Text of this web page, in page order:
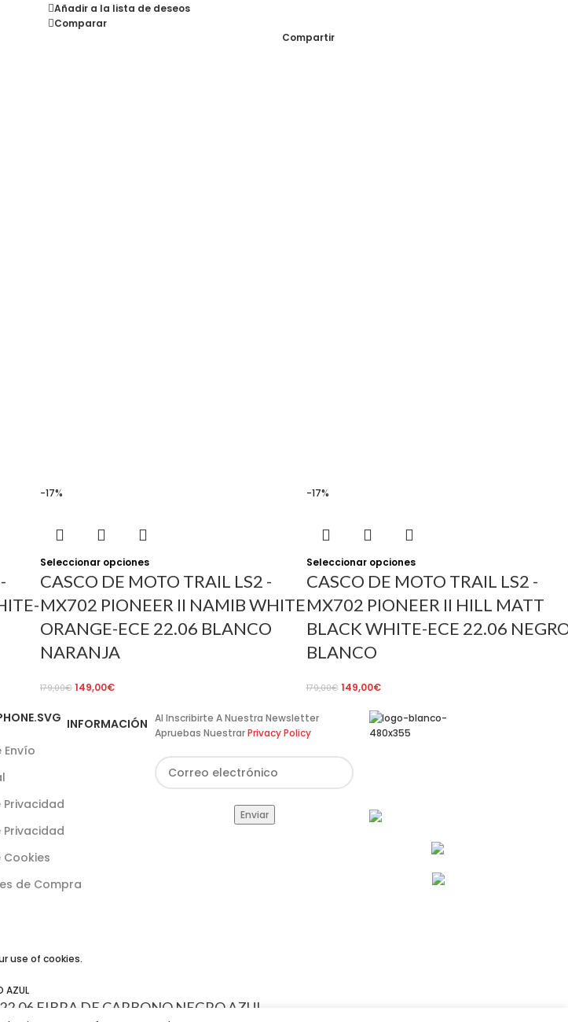
Añadir a la lista de deseos
Comparar
Compartir
-17%
Seleccionar opciones
CASCO DE MOTO TRAIL LS2 -
MX702 PIONEER II NAMIB WHITE
ORANGE-ECE 22.06 BLANCO
NARANJA
179,00€ 149,00€
-17%
Seleccionar opciones
CASCO DE MOTO TRAIL LS2 -
MX702 PIONEER II HILL MATT
BLACK WHITE-ECE 22.06
BLANCO
179,00€ 149,00€
INFORMACIÓN
Privacidad
Privacidad
Cookies
de Compra
Al Inscribirte A Nuestra Newsletter
Apruebas NuestrarPrivacy Policy
use of cookies.
FIBRA DE CARBONO NEGRO AZUL